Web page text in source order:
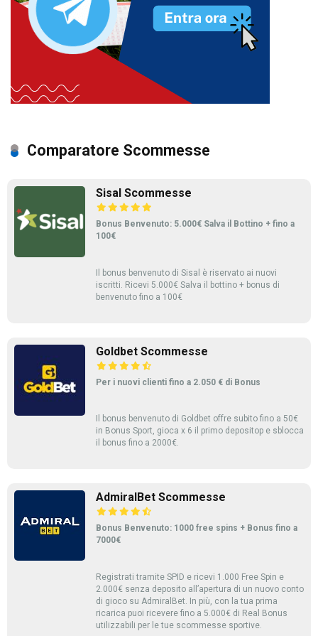
Comparatore Scommesse
Sisal Scommesse
Bonus Benvenuto: 5.000€ Salva il Bottino + fino a
100€
Il bonus benvenuto di Sisal è riservato ai nuovi
iscritti. Ricevi 5.000€ Salva il bottino + bonus di
benvenuto fino a 100€
Goldbet Scommesse
Per i nuovi clienti fino a 2.050 € di Bonus
Il bonus benvenuto di Goldbet offre subito fino a 50€
in Bonus Sport, gioca x 6 il primo depositop e sblocca
il bonus fino a 2000€.
AdmiralBet Scommesse
Bonus Benvenuto: 1000 free spins + Bonus fino a
7000€
Registrati tramite SPID e ricevi 1.000 Free Spin e
2.000€ senza deposito all’apertura di un nuovo conto
di gioco su AdmiralBet. In più, con la tua prima
ricarica puoi ricevere fino a 5.000€ di Real Bonus
utilizzabili per le tue scommesse sportive.